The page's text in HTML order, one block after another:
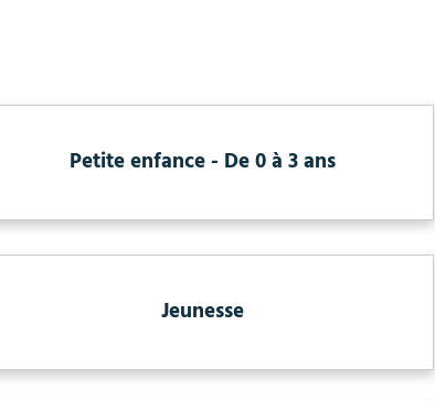
Petite enfance - De 0 à 3 ans
Jeunesse